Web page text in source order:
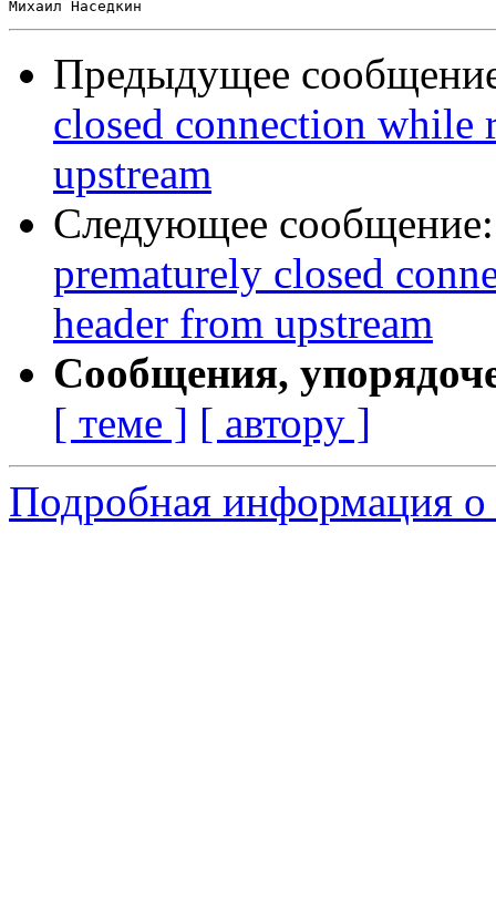
Предыдущее
closed connection while
upstream
Следующее
prematurely closed
header from upstream
Сообщения,
[ теме ] [ автору ]
Подробная информация